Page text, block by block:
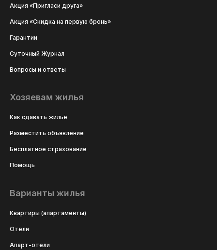
Акция «Пригласи друга»
Акция «Скидка на первую бронь»
Гарантии
Суточный Журнал
Вопросы и ответы
Хозяевам жилья
Как сдавать жильё
Разместить объявление
Бесплатное страхование
Помощь
Варианты жилья
Квартиры (апартаменты)
Отели
Апарт-отели